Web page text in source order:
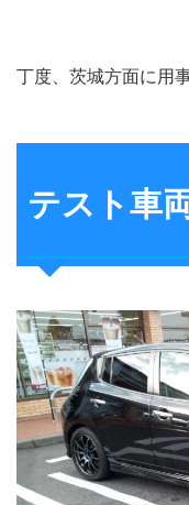
丁度、茨城方面に用
テスト車